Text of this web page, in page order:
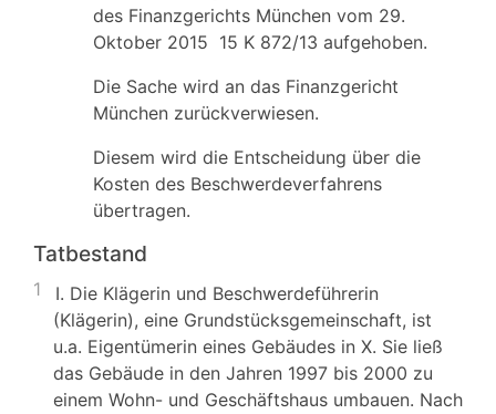
des Finanzgerichts München vom 29.
Oktober 2015 15 K 872/13 aufgehoben.
Die Sache wird an das Finanzgericht
München zurückverwiesen.
Diesem wird die Entscheidung über die
Kosten des Beschwerdeverfahrens
übertragen.
Tatbestand
1
I. Die Klägerin und Beschwerdeführerin
(Klägerin), eine Grundstücksgemeinschaft, ist
u.a. Eigentümerin eines Gebäudes in X. Sie ließ
das Gebäude in den Jahren 1997 bis 2000 zu
einem Wohn- und Geschäftshaus umbauen. Nach